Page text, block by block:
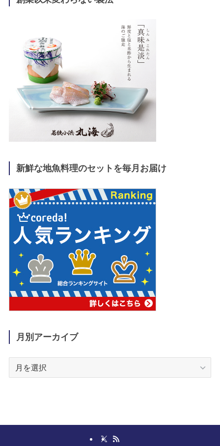
新鮮な地魚料理のセットを毎月お届け
月別アーカイブ
イ